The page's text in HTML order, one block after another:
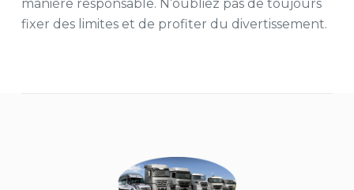
manière responsable. N’oubliez pas de toujours
fixer des limites et de profiter du divertissement.